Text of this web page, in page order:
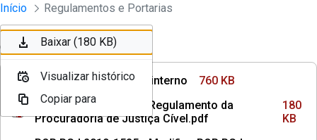
Pular para o Conteúdo principal
Instrumentos Jurídicos
Início Regulamentos e Portarias
Ordenar Filtro
Alterações regimento interno
760 KB
POR PGJ 2013-1274 - Regulamento da
Procuradoria de Justiça Cível.pdf
180
KB
Baixar (760 KB)
Visualizar histórico
Copiar para
Baixar (180 KB)
Visualizar histórico
Copiar para